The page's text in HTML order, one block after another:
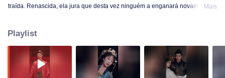
traída. Renascida, ela jura que desta vez ninguém a enganará novamente.Mais
Playlist